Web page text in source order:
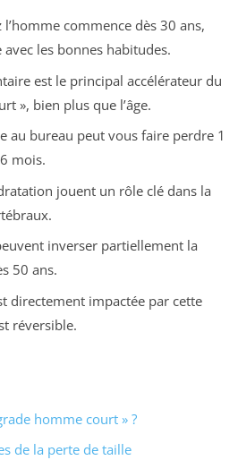
commence dès 30 ans,
les bonnes habitudes.
est le principal accélérateur du
», bien plus que l’âge.
au bureau peut vous faire perdre 1
mois.
jouent un rôle clé dans la
inverser partiellement la
50 ans.
directement impactée par cette
réversible.
homme court » ?
de la perte de taille